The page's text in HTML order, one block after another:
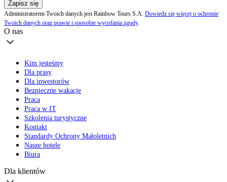
Zapisz się
Administratorem Twoich danych jest Rainbow Tours S.A. Dowiedz się więcej o ochronie
Twoich danych oraz prawie i sposobie wycofania zgody.
O nas
Kim jesteśmy
Dla prasy
Dla inwestorów
Bezpieczne wakacje
Praca
Praca w IT
Szkolenia turystyczne
Kontakt
Standardy Ochrony Małoletnich
Nasze hotele
Biura
Dla klientów